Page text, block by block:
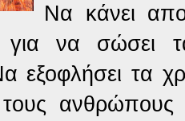
Να κάνει
να σώσει
εξοφλήσει τα